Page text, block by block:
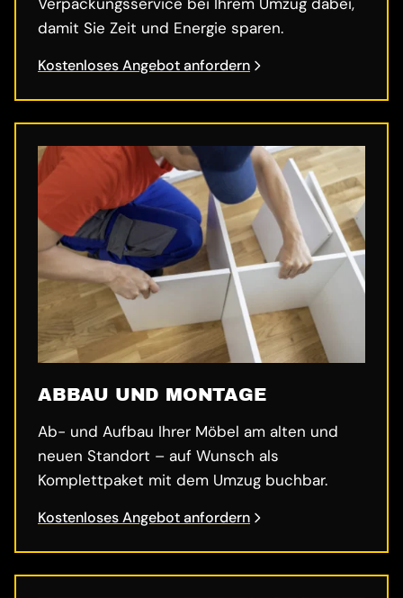
damit Sie Zeit und Energie sparen.
Kostenloses Angebot anfordern
ABBAU UND MONTAGE
Ab- und Aufbau Ihrer Möbel am alten und
neuen Standort – auf Wunsch als
Komplettpaket mit dem Umzug buchbar.
Kostenloses Angebot anfordern